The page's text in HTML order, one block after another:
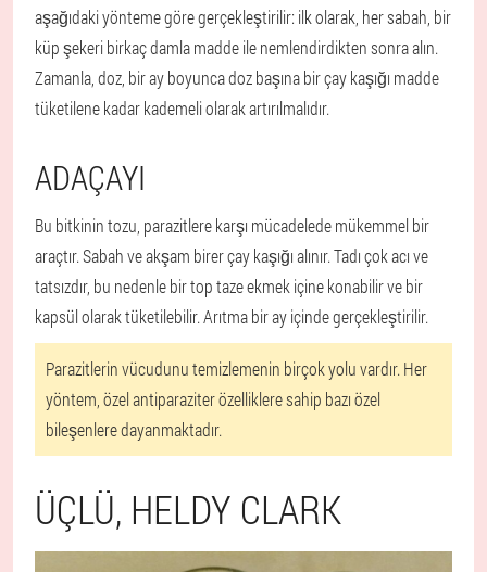
aşağıdaki yönteme göre gerçekleştirilir: ilk olarak, her sabah, bir
küp şekeri birkaç damla madde ile nemlendirdikten sonra alın.
Zamanla, doz, bir ay boyunca doz başına bir çay kaşığı madde
tüketilene kadar kademeli olarak artırılmalıdır.
ADAÇAYI
Bu bitkinin tozu, parazitlere karşı mücadelede mükemmel bir
araçtır. Sabah ve akşam birer çay kaşığı alınır. Tadı çok acı ve
tatsızdır, bu nedenle bir top taze ekmek içine konabilir ve bir
kapsül olarak tüketilebilir. Arıtma bir ay içinde gerçekleştirilir.
Parazitlerin vücudunu temizlemenin birçok yolu vardır. Her
yöntem, özel antiparaziter özelliklere sahip bazı özel
bileşenlere dayanmaktadır.
ÜÇLÜ, HELDY CLARK